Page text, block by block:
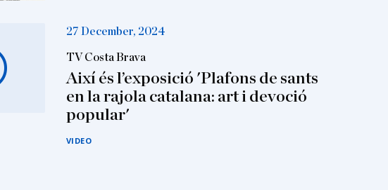
27 December, 2024
TV Costa Brava
Així és l’exposició 'Plafons de sants
en la rajola catalana: art i devoció
popular'
VIDEO